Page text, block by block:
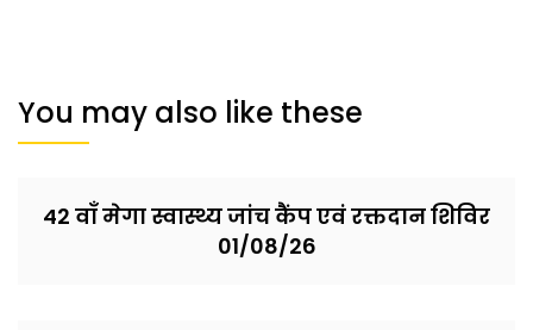
You may also like these
42 वाँ मेगा स्वास्थ्य जांच कैंप एवं रक्तदान शिविर
01/08/26